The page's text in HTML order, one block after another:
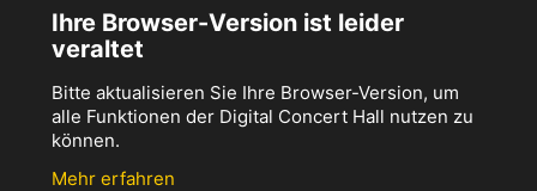
Ihre Browser-Version ist leider
veraltet
Bitte aktualisieren Sie Ihre Browser-Version, um
alle Funktionen der Digital Concert Hall nutzen zu
können.
Mehr erfahren